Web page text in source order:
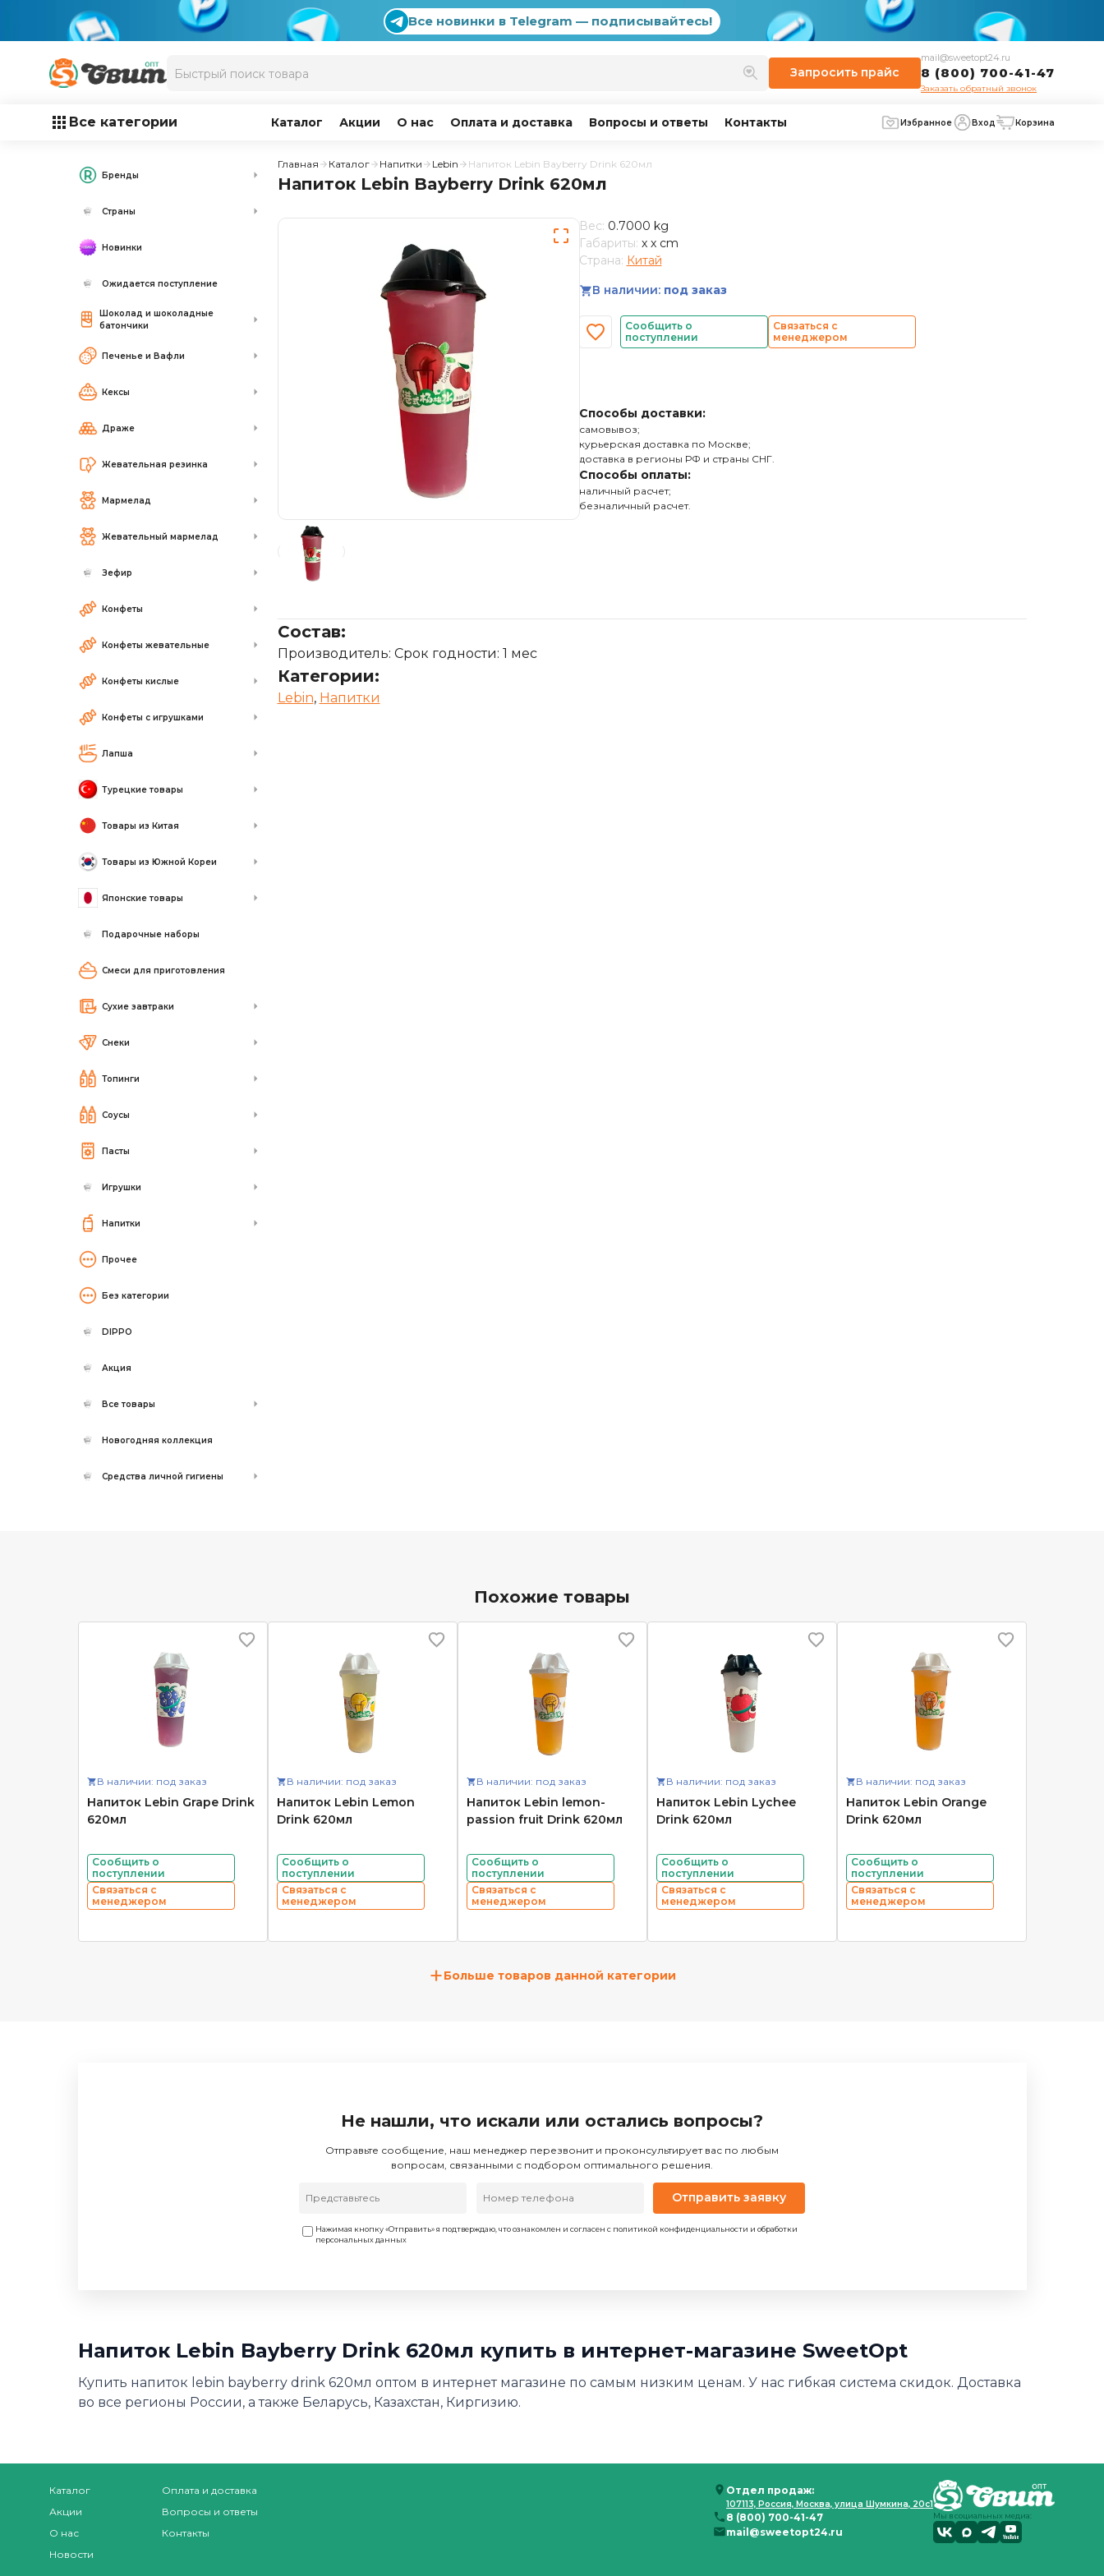
Все новинки в Telegram — подписывайтесь!
Запросить прайс
mail@sweetopt24.ru
8 (800) 700-41-47
Заказать обратный звонок
Все категории Каталог Акции О нас Оплата и доставка Вопросы и ответы Контакты Избранное Вход Корзина
Бренды
Страны
Новинки
Ожидается поступление
Шоколад и шоколадные
батончики
Печенье и Вафли
Кексы
Драже
Жевательная резинка
Мармелад
Жевательный мармелад
Зефир
Конфеты
Конфеты жевательные
Конфеты кислые
Конфеты с игрушками
Лапша
Турецкие товары
Товары из Китая
Товары из Южной Кореи
Японские товары
Подарочные наборы
Смеси для приготовления
Сухие завтраки
Снеки
Топинги
Соусы
Пасты
Игрушки
Напитки
Прочее
Без категории
DIPPO
Акция
Все товары
Новогодняя коллекция
Средства личной гигиены
Главная Каталог Напитки Lebin Напиток Lebin Bayberry Drink 620мл
Напиток Lebin Bayberry Drink 620мл
Вес: 0.7000 kg
Габариты: x x cm
Страна: Китай
В наличии: под заказ
Сообщить о
поступлении
Связаться с
менеджером
Способы доставки:
самовывоз;
курьерская доставка по Москве;
доставка в регионы РФ и страны СНГ.
Способы оплаты:
наличный расчет;
безналичный расчет.
Состав:
Производитель: Срок годности: 1 мес
Категории:
Lebin, Напитки
Похожие товары
В наличии: под заказ
Напиток Lebin Grape Drink
620мл
Сообщить о
поступлении
Связаться с
менеджером
В наличии: под заказ
Напиток Lebin Lemon
Drink 620мл
Сообщить о
поступлении
Связаться с
менеджером
В наличии: под заказ
Напиток Lebin lemon-
passion fruit Drink 620мл
Сообщить о
поступлении
Связаться с
менеджером
В наличии: под заказ
Напиток Lebin Lychee
Drink 620мл
Сообщить о
поступлении
Связаться с
менеджером
В наличии: под заказ
Напиток Lebin Orange
Drink 620мл
Сообщить о
поступлении
Связаться с
менеджером
+Больше товаров данной категории
Не нашли, что искали или остались вопросы?
Отправьте сообщение, наш менеджер перезвонит и проконсультирует вас по любым
вопросам, связанными с подбором оптимального решения.
Отправить заявку
Нажимая кнопку «Отправить» я подтверждаю, что ознакомлен и согласен с политикой конфиденциальности и обработки
персональных данных
Напиток Lebin Bayberry Drink 620мл купить в интернет-магазине SweetOpt
Купить напиток lebin bayberry drink 620мл оптом в интернет магазине по самым низким ценам. У нас гибкая система скидок. Доставка
во все регионы России, а также Беларусь, Казахстан, Киргизию.
Каталог
Акции
О нас
Новости
Оплата и доставка
Вопросы и ответы
Контакты
Отдел продаж:
107113, Россия, Москва, улица Шумкина, 20с1
8 (800) 700-41-47
mail@sweetopt24.ru
Мы в социальных медиа: